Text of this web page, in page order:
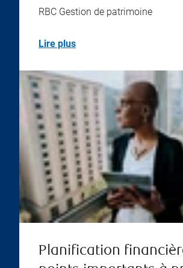
RBC Gestion de patrimoine
Lire plus
Planification